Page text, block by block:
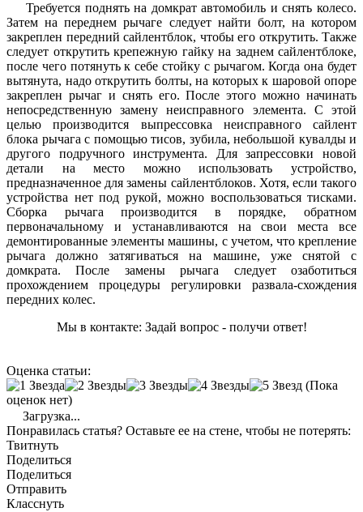
Требуется поднять на домкрат автомобиль и снять колесо.
Затем на переднем рычаге следует найти болт, на котором
закреплен передний сайлентблок, чтобы его открутить. Также
следует открутить крепежную гайку на заднем сайлентблоке,
после чего потянуть к себе стойку с рычагом. Когда она будет
вытянута, надо открутить болты, на которых к шаровой опоре
закреплен рычаг и снять его. После этого можно начинать
непосредственную замену неисправного элемента. С этой
целью производится выпрессовка неисправного сайлент
блока рычага с помощью тисов, зубила, небольшой кувалды и
другого подручного инструмента. Для запрессовки новой
детали на место можно использовать устройство,
предназначенное для замены сайлентблоков. Хотя, если такого
устройства нет под рукой, можно воспользоваться тисками.
Сборка рычага производится в порядке, обратном
первоначальному и устанавливаются на свои места все
демонтированные элементы машины, с учетом, что крепление
рычага должно затягиваться на машине, уже снятой с
домкрата. После замены рычага следует озаботиться
прохождением процедуры регулировки развала-схождения
передних колес.
Мы в контакте: Задай вопрос - получи ответ!
Оценка статьи:
(Пока
оценок нет)
Загрузка...
Понравилась статья? Оставьте ее на стене, чтобы не потерять:
Твитнуть
Поделиться
Поделиться
Отправить
Класснуть